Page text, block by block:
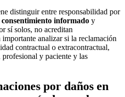
distinguir entre responsabilidad por
consentimiento informado y
sí solos, no acreditan
analizar si la reclamación
contractual o extracontractual,
y paciente y las
por daños en